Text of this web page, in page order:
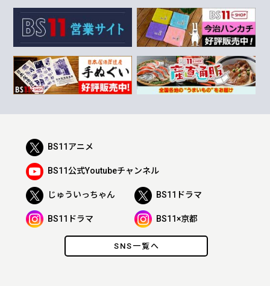
SNS一覧へ
BS11アニメ
BS11公式Youtubeチャンネル
じゅういっちゃん BS11ドラマ
BS11ドラマ BS11×京都